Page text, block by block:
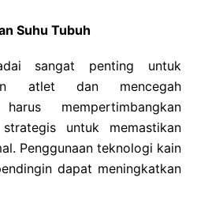
Suhu Tubuh
sangat penting untuk
atlet dan mencegah
mempertimbangkan
untuk memastikan
Penggunaan teknologi kain
dapat meningkatkan